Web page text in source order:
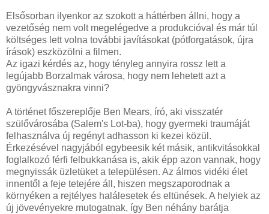
Elsősorban ilyenkor az szokott a háttérben állni, hogy a
vezetőség nem volt megelégedve a produkcióval és már túl
költséges lett volna további javításokat (pótforgatások, újra
írások) eszközölni a filmen.
Az igazi kérdés az, hogy tényleg annyira rossz lett a
legújabb Borzalmak városa, hogy nem lehetett azt a
gyöngyvásznakra vinni?
A történet főszereplője Ben Mears, író, aki visszatér
szülővárosába (Salem's Lot-ba), hogy gyermeki traumáját
felhasználva új regényt adhasson ki kezei közül.
Érkezésével nagyjából egybeesik két másik, antikvitásokkal
foglalkozó férfi felbukkanása is, akik épp azon vannak, hogy
megnyissák üzletüket a településen. Az álmos vidéki élet
innentől a feje tetejére áll, hiszen megszaporodnak a
környéken a rejtélyes halálesetek és eltünések. A helyiek az
új jövevényekre mutogatnak, így Ben néhány barátja